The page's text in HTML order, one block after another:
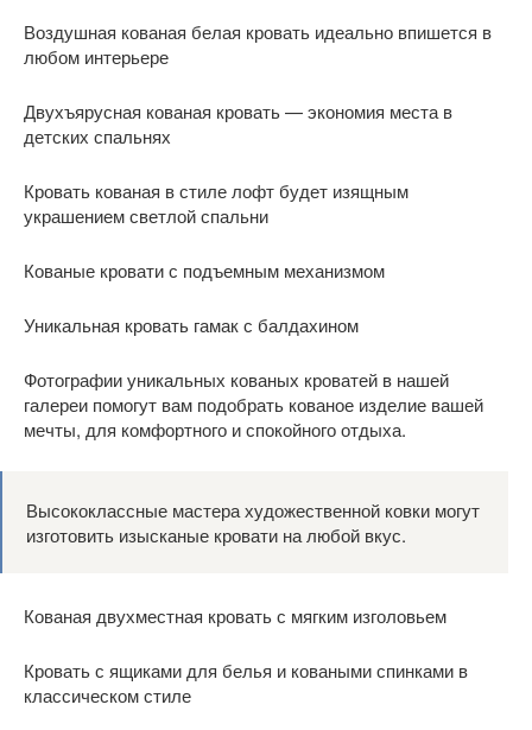
Воздушная кованая белая кровать идеально впишется в
любом интерьере
Двухъярусная кованая кровать — экономия места в
детских спальнях
Кровать кованая в стиле лофт будет изящным
украшением светлой спальни
Кованые кровати с подъемным механизмом
Уникальная кровать гамак с балдахином
Фотографии уникальных кованых кроватей в нашей
галереи помогут вам подобрать кованое изделие вашей
мечты, для комфортного и спокойного отдыха.
Высококлассные мастера художественной ковки могут
изготовить изысканые кровати на любой вкус.
Кованая двухместная кровать с мягким изголовьем
Кровать с ящиками для белья и коваными спинками в
классическом стиле